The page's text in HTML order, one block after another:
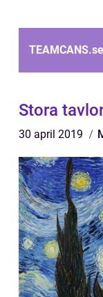
TEAMCANS.se
Stora
30 april 2019